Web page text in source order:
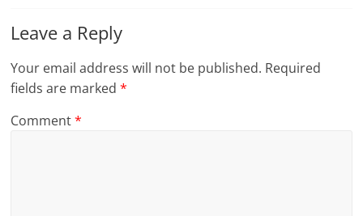
Leave a Reply
Your email address will not be published. Required
fields are marked*
Comment*